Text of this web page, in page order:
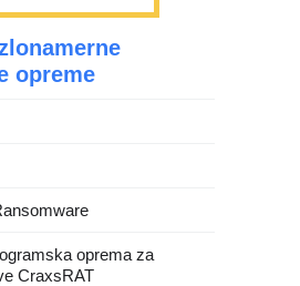
opreme
oprema za
CraxsRAT